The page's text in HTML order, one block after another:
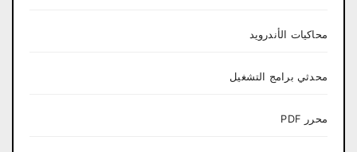
محاكيات الأندرويد
محدثي برامج التشغيل
محرر PDF